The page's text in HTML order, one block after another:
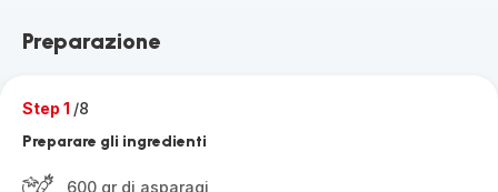
Preparazione
Step 1 /8
Preparare gli ingredienti
600 gr di asparagi